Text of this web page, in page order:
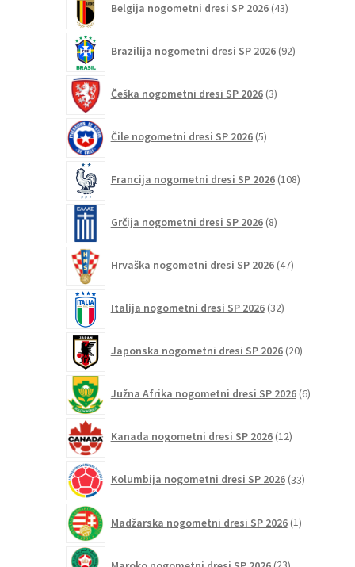
Belgija nogometni dresi SP 2026 43izdelkov
Brazilija nogometni dresi SP 2026 92izdelkov
Češka nogometni dresi SP 2026 3izdelki
Čile nogometni dresi SP 2026 5izdelkov
Francija nogometni dresi SP 2026 108izdelkov
Grčija nogometni dresi SP 2026 8izdelkov
Hrvaška nogometni dresi SP 2026 47izdelkov
Italija nogometni dresi SP 2026 32izdelkov
Japonska nogometni dresi SP 2026 20izdelkov
Južna Afrika nogometni dresi SP 2026 6izdelkov
Kanada nogometni dresi SP 2026 12izdelkov
Kolumbija nogometni dresi SP 2026 33izdelkov
Madžarska nogometni dresi SP 2026 1izdelek